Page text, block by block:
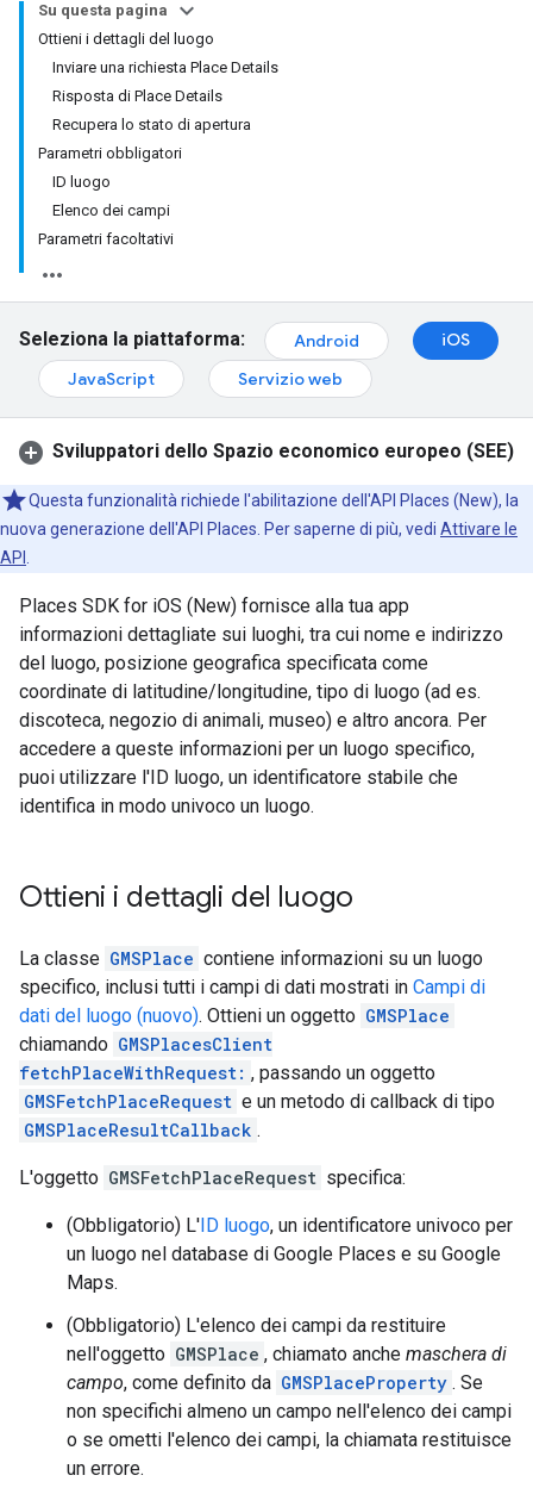
Su questa pagina
Ottieni i dettagli del luogo
Inviare una richiesta Place Details
Risposta di Place Details
Recupera lo stato di apertura
Parametri obbligatori
ID luogo
Elenco dei campi
Parametri facoltativi
Seleziona la piattaforma: Android
iOS
JavaScript
Servizio web
Sviluppatori dello Spazio economico europeo (SEE)
Questa funzionalità richiede l'abilitazione dell'API Places (New), la
nuova generazione dell'API Places. Per saperne di più, vedi Attivare le
API
Places SDK for iOS (New) fornisce alla tua app
informazioni dettagliate sui luoghi, tra cui nome e indirizzo
del luogo, posizione geografica specificata come
coordinate di latitudine/longitudine, tipo di luogo (ad es.
discoteca, negozio di animali, museo) e altro ancora. Per
accedere a queste informazioni per un luogo specifico,
puoi utilizzare l'ID luogo, un identificatore stabile che
identifica in modo univoco un luogo.
Ottieni i dettagli del luogo
La classe GMSPlace contiene informazioni su un luogo
specifico, inclusi tutti i campi di dati mostrati in Campi di
dati del luogo (nuovo). Ottieni un oggetto GMSPlace
chiamando GMSPlacesClient
fetchPlaceWithRequest: , passando un oggetto
GMSFetchPlaceRequest e un metodo di callback di tipo
GMSPlaceResultCallback .
L'oggetto GMSFetchPlaceRequest specifica:
(Obbligatorio) L'ID luogo, un identificatore univoco per
un luogo nel database di Google Places e su Google
Maps.
(Obbligatorio) L'elenco dei campi da restituire
nell'oggetto GMSPlace , chiamato anche maschera di
campo, come definito da GMSPlaceProperty . Se
non specifichi almeno un campo nell'elenco dei campi
o se ometti l'elenco dei campi, la chiamata restituisce
un errore.